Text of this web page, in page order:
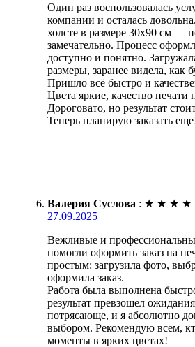
Один раз воспользовалась
компании и осталась
холсте в размере 30х90 см —
замечательно. Процесс
доступно и понятно.
размеры, заранее видела, как
Пришло всё быстро и
Цвета яркие, качество печати
Дороговато, но результат
Теперь планирую заказать
Валерия Суслова : ★ ★ ★ ★
27.09.2025
Вежливые и
помогли оформить заказ на
простым: загрузила фото,
оформила заказ.
Работа была выполнена
результат превзошел
потрясающе, и я абсолютно
выбором. Рекомендую всем,
моменты в ярких цветах!